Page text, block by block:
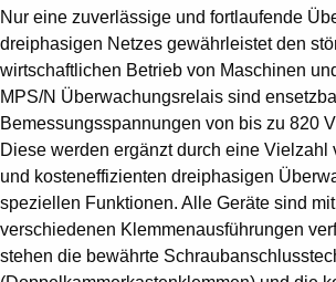
Über uns
Vertriebspartner finden
Kontakt
Karriere
Nur eine zuverlässige und fortlaufende
dreiphasigen Netzes gewährleistet den
wirtschaftlichen Betrieb von Maschinen
MPS/N Überwachungsrelais sind
Bemessungsspannungen von bis zu 820
Diese werden ergänzt durch eine Vielzahl
und kosteneffizienten dreiphasigen
speziellen Funktionen. Alle Geräte sind
verschiedenen Klemmenausführungen
stehen die bewährte